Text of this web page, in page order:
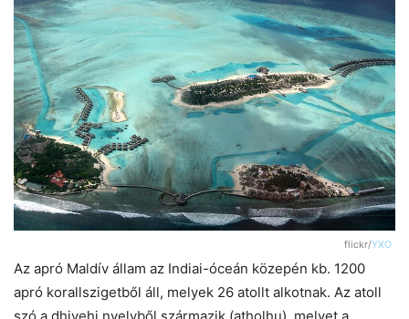
flickr/YXO
Az apró Maldív állam az Indiai-óceán közepén kb. 1200
apró korallszigetből áll, melyek 26 atollt alkotnak. Az atoll